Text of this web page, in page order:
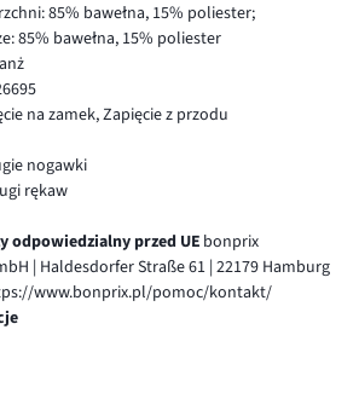
85% bawełna, 15% poliester;
85% bawełna, 15% poliester
na zamek, Zapięcie z przodu
nogawki
rękaw
odpowiedzialny przed UE bonprix
| Haldesdorfer Straße 61 | 22179 Hamburg
www.bonprix.pl/pomoc/kontakt/